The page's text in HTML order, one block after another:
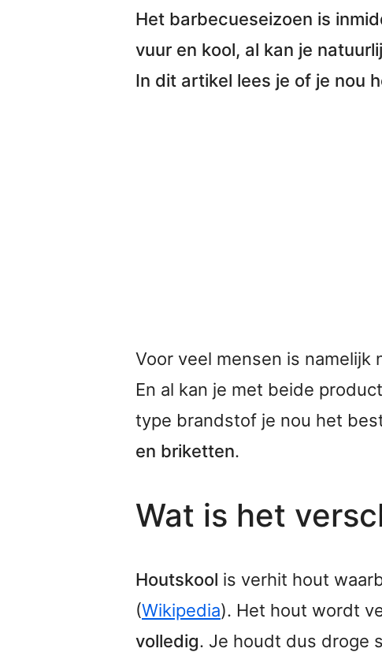
Het barbecueseizoen is
vuur en kool, al kan je
In dit artikel lees je of je nou
Voor veel mensen is namelijk
En al kan je met beide
type brandstof je nou het
en briketten.
Wat is het
Houtskool is verhit hout
(Wikipedia). Het hout wordt
volledig. Je houdt dus droge